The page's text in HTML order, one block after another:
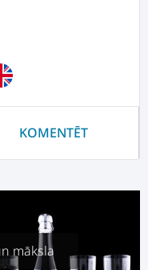
KOMENTĒT
māksla